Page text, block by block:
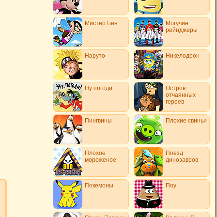
Мистер Бин
Могучие
рейнджеры
Наруто Никелодеон
Ну погоди
Остров
отчаянных
героев
Пингвины Плохие свиньи
Плохое
мороженое
Поезд
динозавров
Покемоны Поу